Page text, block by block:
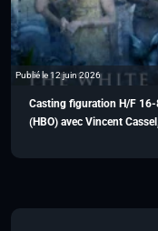
Publié le 12 juin 2026
Casting figuration H/F 16-
(HBO) avec Vincent